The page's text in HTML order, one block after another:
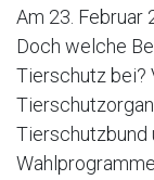
Am 23. Februar
Doch welche
Tierschutz bei?
Tierschutzbund